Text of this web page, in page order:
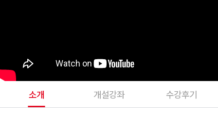
소개 개설강좌 수강후기